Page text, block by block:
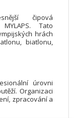
čipová
Tato
hrách
biatlonu,
úrovni
Organizaci
zpracování a